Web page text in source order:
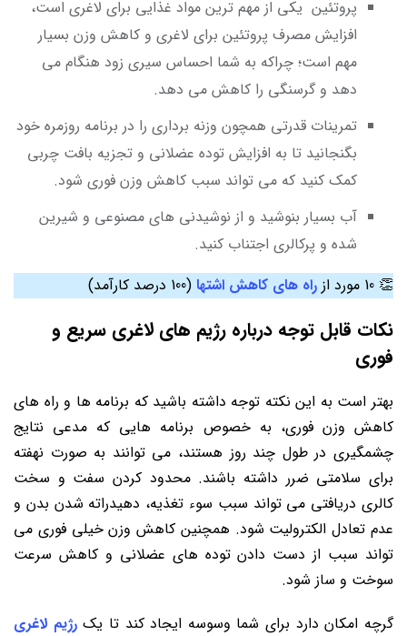
پروتئین یکی از مهم ‌ترین مواد غذایی برای لاغری است،
افزایش مصرف پروتئین برای لاغری و کاهش وزن بسیار
مهم است؛ چراکه به شما احساس سیری زود هنگام می
دهد و گرسنگی را کاهش می ‌دهد.
تمرینات قدرتی همچون وزنه ‌برداری را در برنامه روزمره خود
بگنجانید تا به افزایش توده عضلانی و تجزیه بافت چربی
کمک کنید که می ‌تواند سبب کاهش وزن فوری شود.
آب بسیار بنوشید و از نوشیدنی ‌های مصنوعی و شیرین
شده و پرکالری اجتناب کنید.
👏 10 مورد از
راه های کاهش اشتها (100 درصد کارآمد)
نکات قابل توجه درباره رژیم های لاغری سریع و
فوری
بهتر است به این نکته توجه داشته باشید که برنامه ‌ها و راه های
کاهش وزن فوری، به خصوص برنامه ‌هایی که مدعی نتایج
چشمگیری در طول چند روز هستند، می ‌توانند به صورت نهفته
برای سلامتی ضرر داشته باشند. محدود کردن سفت و سخت
کالری دریافتی می ‌تواند سبب سوء تغذیه، دهیدراته شدن بدن و
عدم تعادل الکترولیت شود. همچنین کاهش وزن خیلی فوری می‌
تواند سبب از دست ‌دادن توده های عضلانی و کاهش سرعت
سوخت و ساز شود.
گرچه امکان دارد برای شما وسوسه ایجاد کند تا یکرژیم لاغری